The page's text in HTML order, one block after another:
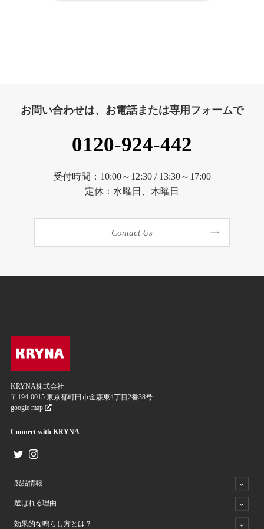
お問い合わせは、お電話または専用フォームで
0120-924-442
受付時間：10:00～12:30 / 13:30～17:00
定休：水曜日、木曜日
Contact Us
KRYNA株式会社
〒194-0015 東京都町田市金森東4丁目2番38号
google map
Connect with KRYNA
製品情報
選ばれる理由
効果的な鳴らし方とは？